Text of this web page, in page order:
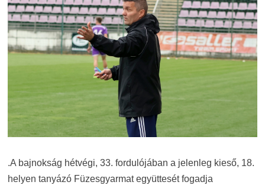
.A bajnokság hétvégi, 33. fordulójában a jelenleg kieső, 18.
helyen tanyázó Füzesgyarmat együttesét fogadja